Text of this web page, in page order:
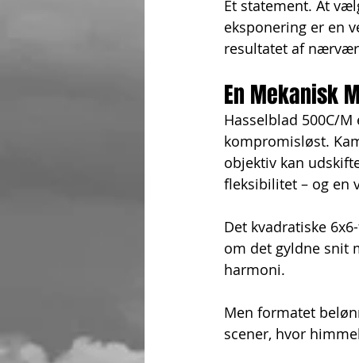
Et statement. At
eksponering er en
resultatet af
En Mekanisk
Hasselblad 500C/
kompromisløst.
objektiv kan
fleksibilitet – og en
Det kvadratiske
om det gyldne snit
harmoni.
Men formatet
scener, hvor